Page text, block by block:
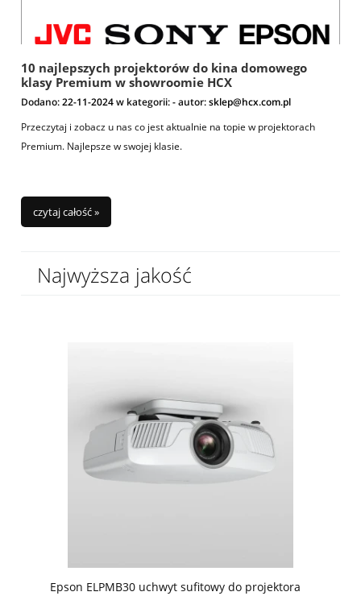
10 najlepszych projektorów do kina domowego
klasy Premium w showroomie HCX
Dodano:22-11-2024w kategorii:-autor:sklep@hcx.com.pl
Przeczytaj i zobacz u nas co jest aktualnie na topie w projektorach
Premium. Najlepsze w swojej klasie.
czytaj całość »
Najwyższa jakość
Epson ELPMB30 uchwyt sufitowy do projektora